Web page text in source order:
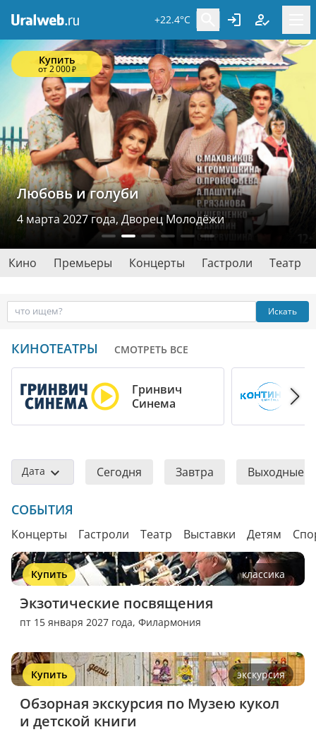
+22.4°C
Купить
от 2 000₽
Любовь и голуби
4 марта 2027 года, Дворец Молодёжи
Кино Премьеры Концерты Гастроли Театр
Искать
КИНОТЕАТРЫ СМОТРЕТЬ ВСЕ
Гринвич
Синема
Дата Сегодня Завтра Выходные
СОБЫТИЯ
Концерты Гастроли Театр Выставки Детям
Купить классика
Экзотические посвящения
пт 15 января 2027 года, Филармония
Купить экскурсия
Обзорная экскурсия по Музею кукол
и детской книги